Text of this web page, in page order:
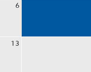
6
13